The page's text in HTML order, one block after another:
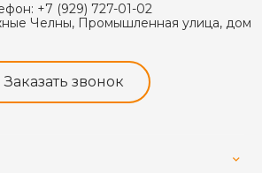
+7 (929) 727-01-02
Челны, Промышленная улица, дом
Заказать звонок